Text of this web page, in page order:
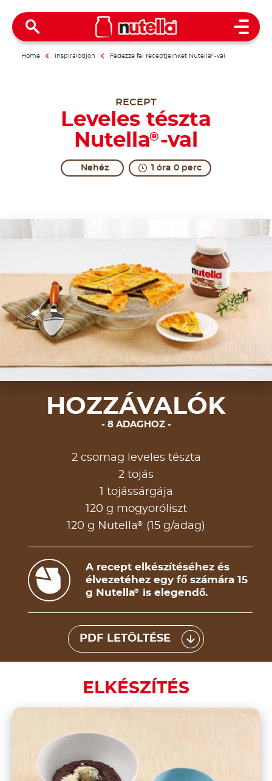
Open
Home Inspirálódjon Fedezze fel receptjeinket Nutella®-val
RECEPT
Leveles tészta
Nutella® -val
Nehéz 1 óra 0 perc
HOZZÁVALÓK
8 ADAGHOZ
2 csomag leveles tészta
2 tojás
1 tojássárgája
120 g mogyoróliszt
120 g Nutella® (15 g/adag)
A recept elkészítéséhez és
élvezetéhez egy fő számára 15
g Nutella® is elegendő.
PDF LETÖLTÉSE
ELKÉSZÍTÉS